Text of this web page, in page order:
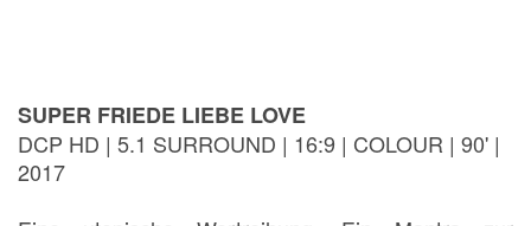
SUPER FRIEDE LIEBE LOVE
DCP HD | 5.1 SURROUND | 16:9 | COLOUR | 90' |
2017